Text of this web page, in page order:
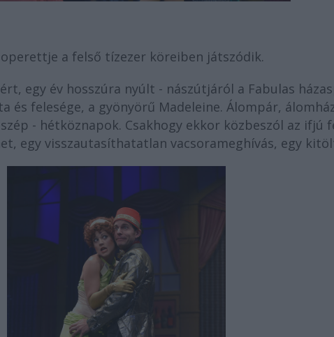
a felső tízezer köreiben játszódik.
egy év hosszúra nyúlt - nászútjáról a Fabulas
és felesége, a gyönyörű Madeleine. Álompár,
- hétköznapok. Csakhogy ekkor közbeszól az ifjú
egy visszautasíthatatlan vacsorameghívás, egy